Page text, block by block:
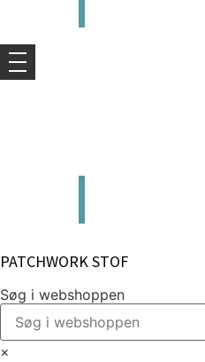
PATCHWORK STOF
Søg i webshoppen
×